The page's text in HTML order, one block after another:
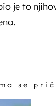
je to
se